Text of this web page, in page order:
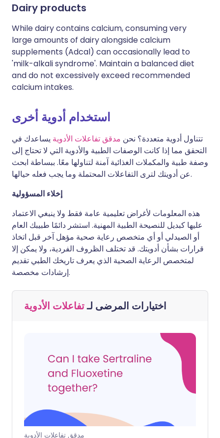
Dairy products
While dairy contains calcium, consuming very
large amounts of dairy alongside calcium
supplements (Adcal) can occasionally lead to
'milk-alkali syndrome'. Maintain a balanced diet
and do not excessively exceed recommended
calcium intakes.
استخدام أدوية أخرى
تتناول أدوية متعددة؟ نحن مدقق تفاعلات الأدوية يساعدك في
التحقق مما إذا كانت الوصفات الطبية والأدوية التي لا تحتاج إلى
وصفة طبية والمكملات الغذائية آمنة لتناولها معًا. ببساطة ابحث
عن أدويتك لترى التفاعلات المحتملة وما يجب فعله حيالها.
إخلاء المسؤولية
هذه المعلومات لأغراض تعليمية عامة فقط ولا ينبغي الاعتماد
عليها كبديل للنصيحة الطبية المهنية. استشر دائمًا طبيبك العام
أو الصيدلي أو أي متخصص رعاية صحية مؤهل آخر قبل اتخاذ
قرارات بشأن أدويتك. قد تختلف الظروف الفردية، ولا يمكن إلا
لمتخصص الرعاية الصحية الذي يعرف تاريخك الطبي تقديم
إرشادات مخصصة.
اختيارات المرضى لـتفاعلات الأدوية
مدقق تفاعلات الأدوية